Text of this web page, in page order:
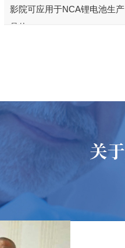
影院可应用于NCA锂电池生
晶体，...